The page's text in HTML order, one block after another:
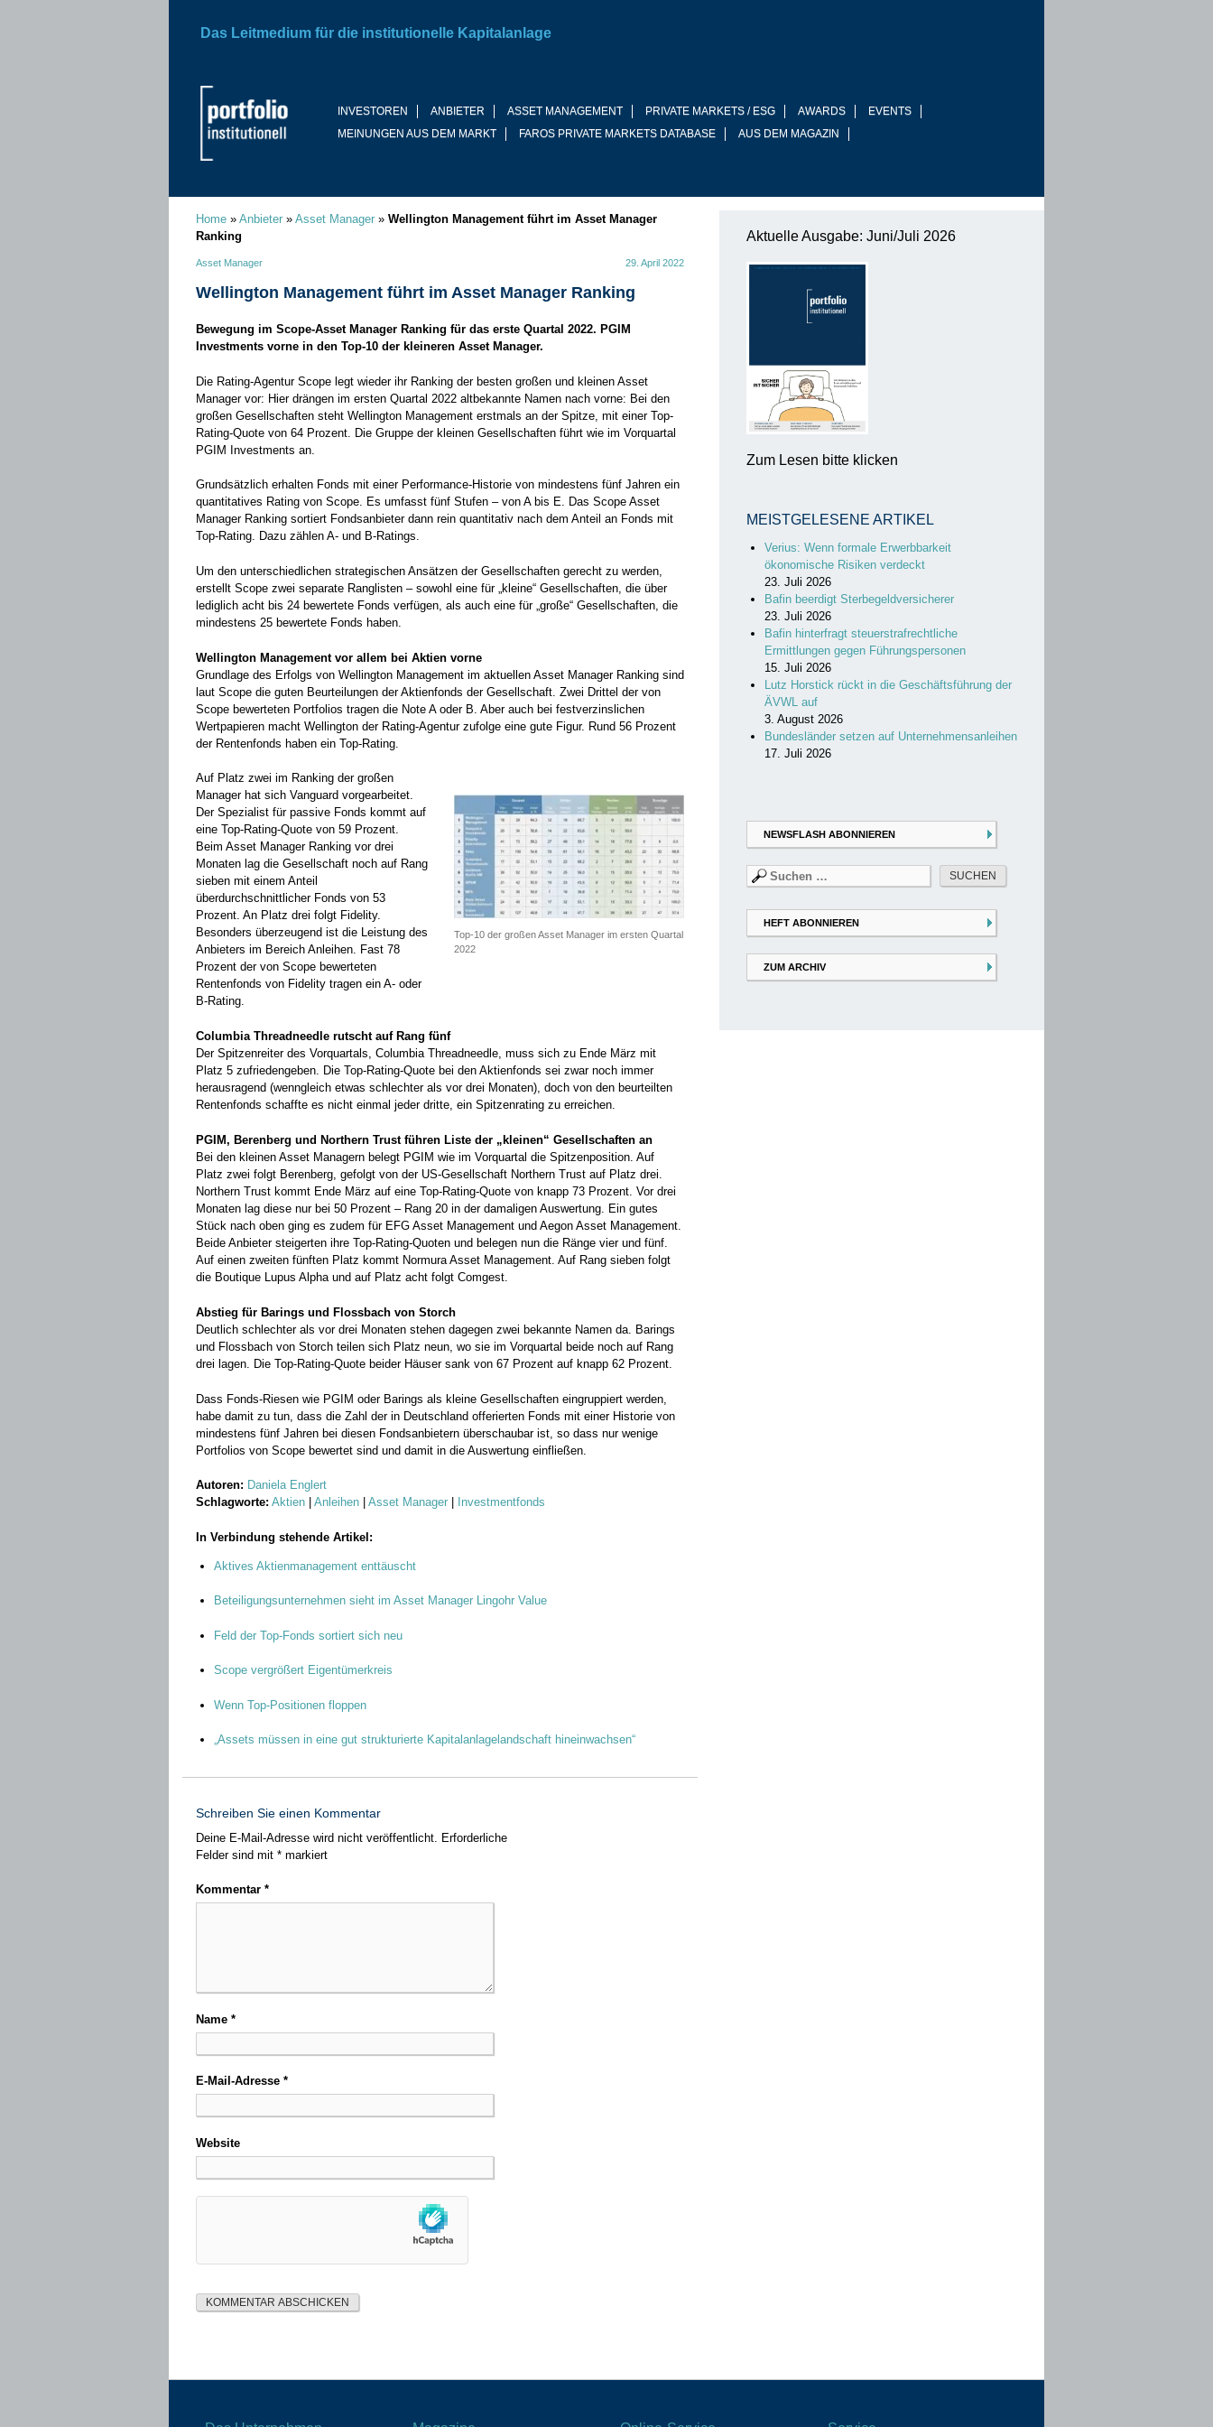
INVESTOREN ANBIETER ASSET MANAGEMENT PRIVATE MARKETS / ESG AWARDS
EVENTS
MEINUNGEN AUS DEM MARKT
FAROS PRIVATE MARKETS DATABASE AUS DEM MAGAZIN
Das Leitmedium für die institutionelle Kapitalanlage
Home » Anbieter » Asset Manager » Wellington Management führt im Asset Manager
Ranking
Asset Manager 29. April 2022
Wellington Management führt im Asset Manager Ranking
Bewegung im Scope-Asset Manager Ranking für das erste Quartal 2022. PGIM
Investments vorne in den Top-10 der kleineren Asset Manager.
Die Rating-Agentur Scope legt wieder ihr Ranking der besten großen und kleinen Asset
Manager vor: Hier drängen im ersten Quartal 2022 altbekannte Namen nach vorne: Bei den
großen Gesellschaften steht Wellington Management erstmals an der Spitze, mit einer Top-
Rating-Quote von 64 Prozent. Die Gruppe der kleinen Gesellschaften führt wie im Vorquartal
PGIM Investments an.
Grundsätzlich erhalten Fonds mit einer Performance-Historie von mindestens fünf Jahren ein
quantitatives Rating von Scope. Es umfasst fünf Stufen – von A bis E. Das Scope Asset
Manager Ranking sortiert Fondsanbieter dann rein quantitativ nach dem Anteil an Fonds mit
Top-Rating. Dazu zählen A- und B-Ratings.
Um den unterschiedlichen strategischen Ansätzen der Gesellschaften gerecht zu werden,
erstellt Scope zwei separate Ranglisten – sowohl eine für „kleine“ Gesellschaften, die über
lediglich acht bis 24 bewertete Fonds verfügen, als auch eine für „große“ Gesellschaften, die
mindestens 25 bewertete Fonds haben.
Wellington Management vor allem bei Aktien vorne
Grundlage des Erfolgs von Wellington Management im aktuellen Asset Manager Ranking sind
laut Scope die guten Beurteilungen der Aktienfonds der Gesellschaft. Zwei Drittel der von
Scope bewerteten Portfolios tragen die Note A oder B. Aber auch bei festverzinslichen
Wertpapieren macht Wellington der Rating-Agentur zufolge eine gute Figur. Rund 56 Prozent
der Rentenfonds haben ein Top-Rating.
Top-10 der großen Asset Manager im ersten Quartal
2022
Auf Platz zwei im Ranking der großen
Manager hat sich Vanguard vorgearbeitet.
Der Spezialist für passive Fonds kommt auf
eine Top-Rating-Quote von 59 Prozent.
Beim Asset Manager Ranking vor drei
Monaten lag die Gesellschaft noch auf Rang
sieben mit einem Anteil
überdurchschnittlicher Fonds von 53
Prozent. An Platz drei folgt Fidelity.
Besonders überzeugend ist die Leistung des
Anbieters im Bereich Anleihen. Fast 78
Prozent der von Scope bewerteten
Rentenfonds von Fidelity tragen ein A- oder
B-Rating.
Columbia Threadneedle rutscht auf Rang fünf
Der Spitzenreiter des Vorquartals, Columbia Threadneedle, muss sich zu Ende März mit
Platz 5 zufriedengeben. Die Top-Rating-Quote bei den Aktienfonds sei zwar noch immer
herausragend (wenngleich etwas schlechter als vor drei Monaten), doch von den beurteilten
Rentenfonds schaffte es nicht einmal jeder dritte, ein Spitzenrating zu erreichen.
PGIM, Berenberg und Northern Trust führen Liste der „kleinen“ Gesellschaften an
Bei den kleinen Asset Managern belegt PGIM wie im Vorquartal die Spitzenposition. Auf
Platz zwei folgt Berenberg, gefolgt von der US-Gesellschaft Northern Trust auf Platz drei.
Northern Trust kommt Ende März auf eine Top-Rating-Quote von knapp 73 Prozent. Vor drei
Monaten lag diese nur bei 50 Prozent – Rang 20 in der damaligen Auswertung. Ein gutes
Stück nach oben ging es zudem für EFG Asset Management und Aegon Asset Management.
Beide Anbieter steigerten ihre Top-Rating-Quoten und belegen nun die Ränge vier und fünf.
Auf einen zweiten fünften Platz kommt Normura Asset Management. Auf Rang sieben folgt
die Boutique Lupus Alpha und auf Platz acht folgt Comgest.
Abstieg für Barings und Flossbach von Storch
Deutlich schlechter als vor drei Monaten stehen dagegen zwei bekannte Namen da. Barings
und Flossbach von Storch teilen sich Platz neun, wo sie im Vorquartal beide noch auf Rang
drei lagen. Die Top-Rating-Quote beider Häuser sank von 67 Prozent auf knapp 62 Prozent.
Dass Fonds-Riesen wie PGIM oder Barings als kleine Gesellschaften eingruppiert werden,
habe damit zu tun, dass die Zahl der in Deutschland offerierten Fonds mit einer Historie von
mindestens fünf Jahren bei diesen Fondsanbietern überschaubar ist, so dass nur wenige
Portfolios von Scope bewertet sind und damit in die Auswertung einfließen.
Autoren: Daniela Englert
Schlagworte: Aktien Anleihen Asset Manager Investmentfonds
In Verbindung stehende Artikel:
Aktives Aktienmanagement enttäuscht
Beteiligungsunternehmen sieht im Asset Manager Lingohr Value
Feld der Top-Fonds sortiert sich neu
Scope vergrößert Eigentümerkreis
Wenn Top-Positionen floppen
„Assets müssen in eine gut strukturierte Kapitalanlagelandschaft hineinwachsen“
Schreiben Sie einen Kommentar
Deine E-Mail-Adresse wird nicht veröffentlicht. Erforderliche
Felder sind mit * markiert
Kommentar *
Name *
E-Mail-Adresse *
Website
Aktuelle Ausgabe: Juni/Juli 2026
Zum Lesen bitte klicken
MEISTGELESENE ARTIKEL
Verius: Wenn formale Erwerbbarkeit
ökonomische Risiken verdeckt
23. Juli 2026
Bafin beerdigt Sterbegeldversicherer
23. Juli 2026
Bafin hinterfragt steuerstrafrechtliche
Ermittlungen gegen Führungspersonen
15. Juli 2026
Lutz Horstick rückt in die Geschäftsführung der
ÄVWL auf
3. August 2026
Bundesländer setzen auf Unternehmensanleihen
17. Juli 2026
NEWSFLASH ABONNIEREN
Suchen
nach:
HEFT ABONNIEREN
ZUM ARCHIV